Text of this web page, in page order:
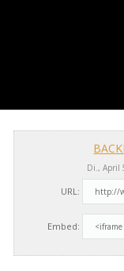
Di., April
URL:
Embed: